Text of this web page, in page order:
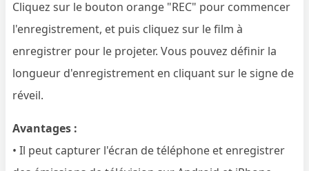
Cliquez sur le bouton orange "REC" pour commencer
l'enregistrement, et puis cliquez sur le film à
enregistrer pour le projeter. Vous pouvez définir la
longueur d'enregistrement en cliquant sur le signe de
réveil.
Avantages :
• Il peut capturer l'écran de téléphone et enregistrer